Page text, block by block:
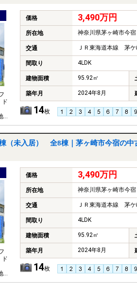
ド
価格 3,490万円
所在地 神奈川県茅ヶ崎市今宿
交通 ＪＲ東海道本線 茅
間取り 4LDK
建物面積 95.92㎡
築年月 2024年8月
14枚
（未入居） 全8棟｜茅ヶ崎市今宿の中
ド
価格 3,490万円
所在地 神奈川県茅ヶ崎市今宿
交通 ＪＲ東海道本線 茅
間取り 4LDK
建物面積 95.92㎡
築年月 2024年8月
14枚